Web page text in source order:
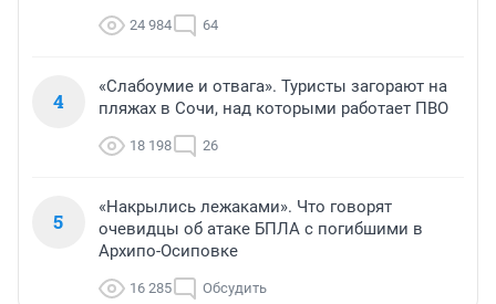
24 984 64
4
«Слабоумие и отвага». Туристы загорают на
пляжах в Сочи, над которыми работает ПВО
18 198 26
5
«Накрылись лежаками». Что говорят
очевидцы об атаке БПЛА с погибшими в
Архипо-Осиповке
16 285 Обсудить